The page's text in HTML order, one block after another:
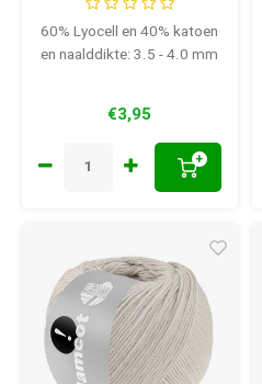
60% Lyocell en 40% katoen
en naalddikte: 3.5 - 4.0 mm
€3,95
+